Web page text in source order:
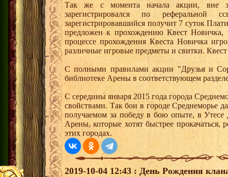
Так же с момента начала акции, вне
зарегистрировался по
зарегистрировавшийся получит 7 суток
предложен к прохождению Квест
процессе прохождения Квеста Новичка
различные игровые предметы и свитки.
С полными правилами акции "Друзья и
библиотеке Арены в соответствующем
С середины января 2015 года города
свойствами. Так бои в городе Среднеморье
получаемом за победу в бою опыте, в
Арены, которые хотят быстрее прокачаться,
этих городах.
2019-10-04 12:43 : День Рождения